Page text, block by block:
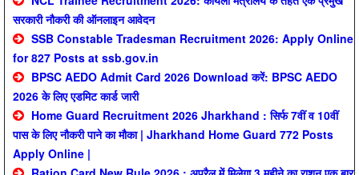
सरकारी नौकरी की ऑनलाइन आवेदन
SSB Constable Tradesman Recruitment 2026: Apply Online
for 827 Posts at ssb.gov.in
BPSC AEDO Admit Card 2026 Download करें: BPSC AEDO
2026 के लिए एडमिट कार्ड जारी
Home Guard Recruitment 2026 Jharkhand : सिर्फ 7वीं व 10वीं
पास के लिए नौकरी पाने का मौका | Jharkhand Home Guard 772 Posts
Apply Online |